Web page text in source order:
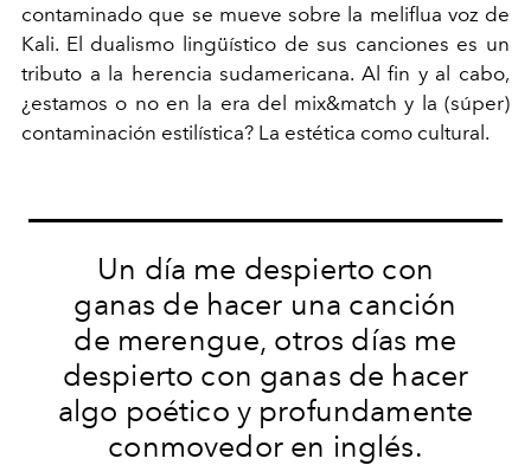
contaminado que se mueve sobre la meliflua voz de
Kali. El dualismo lingüístico de sus canciones es un
tributo a la herencia sudamericana. Al fin y al cabo,
¿estamos o no en la era del mix&match y la (súper)
contaminación estilística? La estética como cultural.
Un día me despierto con
ganas de hacer una canción
de merengue, otros días me
despierto con ganas de hacer
algo poético y profundamente
conmovedor en inglés.